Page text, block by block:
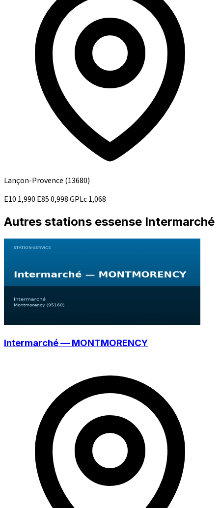
Lançon-Provence (13680)
E10 1,990 E850,998GPLc1,068
Autres stations essense Intermarché
Intermarché — MONTMORENCY